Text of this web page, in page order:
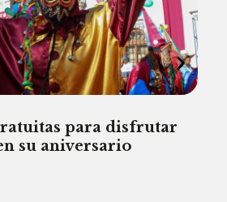
para disfrutar
su aniversario